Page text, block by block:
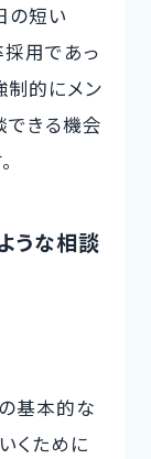
の短い
用であっ
制的にメン
できる機会
うな相談
基本的な
くために